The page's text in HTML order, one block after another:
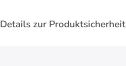
Details zur Produktsicherheit